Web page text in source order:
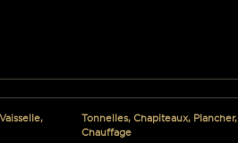
Tonnelles, Chapiteaux, Plancher,
Chauffage